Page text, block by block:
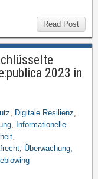
Read Post
2023 in
, Digitale Resilienz,
, Informationelle
,
, Überwachung,